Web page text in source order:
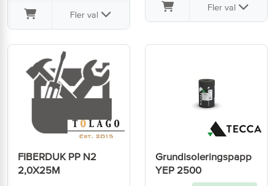
Fler val
Fler val
FIBERDUK PP N2
2,0X25M
Grundisoleringspapp
YEP 2500